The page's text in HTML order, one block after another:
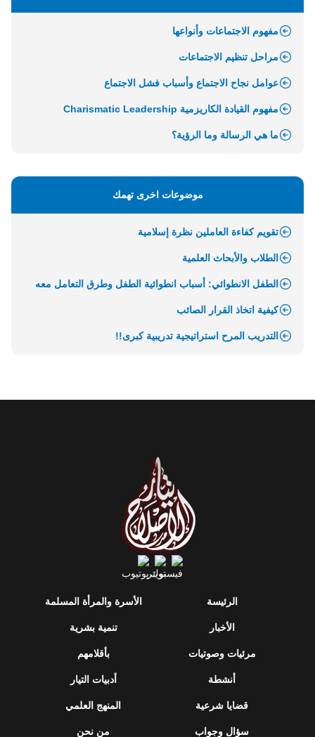
مفهوم الاجتماعات وأنواعها
مراحل تنظيم الاجتماعات
عوامل نجاح الاجتماع وأسباب فشل الاجتماع
مفهوم القيادة الكاريزمية Charismatic Leadership
ما هي الرسالة وما الرؤية؟
موضوعات اخرى تهمك
تقويم كفاءة العاملين نظرة إسلامية
الطلاب والأبحاث العلمية
الطفل الانطوائي: أسباب انطوائية الطفل وطرق التعامل معه
كيفية اتخاذ القرار الصائب
التدريب المرح استراتيجية تدريبية كبرى!!
الرئيسة
الأخبار
مرئيات وصوتيات
أنشطة
قضايا شرعية
سؤال وجواب
الأسرة والمرأة المسلمة
تنمية بشرية
بأقلامهم
أدبيات التيار
المنهج العلمي
من نحن